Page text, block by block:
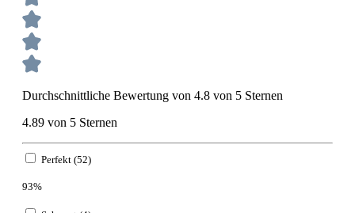
Durchschnittliche Bewertung von 4.8 von 5 Sternen
4.89 von 5 Sternen
Perfekt (52)
93%